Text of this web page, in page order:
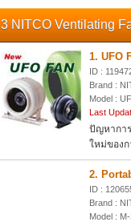
3 NITCO Ventilating
1. UFO
ID :
Brand :
Model :
Last
ปัญหาการ
ใหม่ของ
2.
ID :
Brand :
Model :